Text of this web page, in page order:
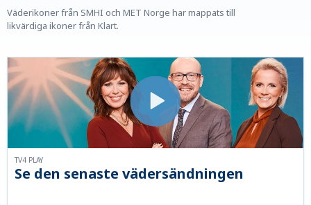
Väderikoner från SMHI och MET Norge har mappats till
likvärdiga ikoner från Klart.
Se den senaste vädersändningen
TV4 PLAY